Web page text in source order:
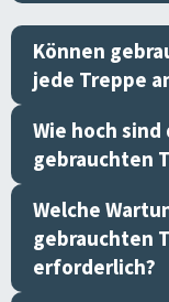
Können
jede Treppe
Wie hoch
gebrauchten
Welche
gebrauchten
erforderlich?